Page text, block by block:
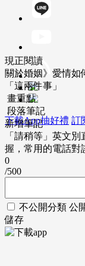
下載App抽好禮 訂
現正閱讀
關於婚姻》愛情如
「這兩件事」
畫重點
段落筆記
新增筆記
「請稍等」英文別
握，常用的電話對
0
/500
不公開分類 公
儲存